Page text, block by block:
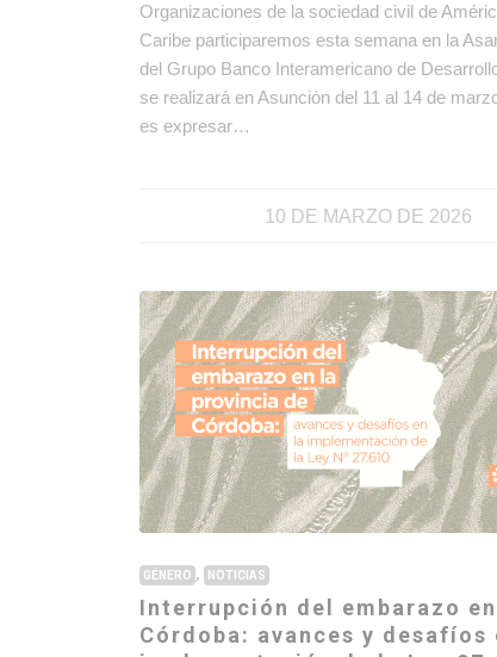
Organizaciones de la sociedad civil de
Caribe participaremos esta semana en la
del Grupo Banco Interamericano de
se realizará en Asunción del 11 al 14 de
es expresar…
10 DE MARZO DE 2026
GÉNERO , NOTICIAS
Interrupción del embarazo en
Córdoba: avances y desafíos